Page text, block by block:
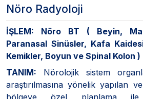
Nöro Radyoloji
İŞLEM: Nöro BT ( Beyin,
Paranasal Sinüsler, Kafa
Kemikler, Boyun ve Spinal Kolon )
TANIM: Nörolojik sistem
araştırılmasına yönelik yapılan
bölgeye özel planlama ile